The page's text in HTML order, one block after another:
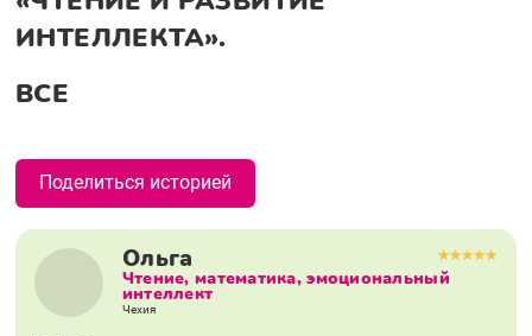
ИНТЕЛЛЕКТА».
ВСЕ
Поделиться историей
Ольга
Чтение, математика, эмоциональный
интеллект
Чехия